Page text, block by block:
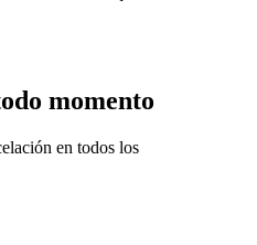
momento
en todos los